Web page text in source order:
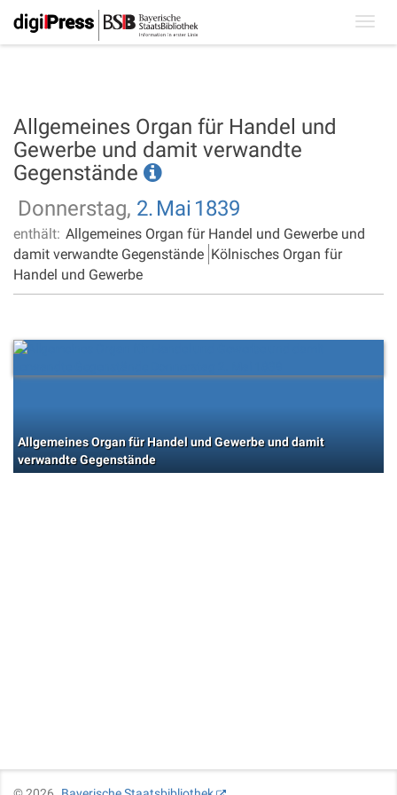
Allgemeines Organ für Handel und
Gewerbe und damit verwandte
Gegenstände
Donnerstag, 2. Mai 1839
enthält: Allgemeines Organ für Handel und Gewerbe und
damit verwandte Gegenstände Kölnisches Organ für
Handel und Gewerbe
Allgemeines Organ für Handel und Gewerbe und damit
verwandte Gegenstände